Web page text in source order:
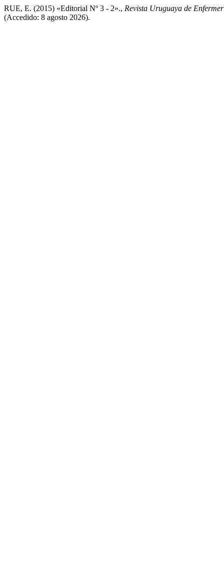
RUE, E. (2015) «Editorial Nº 3 - 2»., Revista Uruguaya de
(Accedido: 8 agosto 2026).